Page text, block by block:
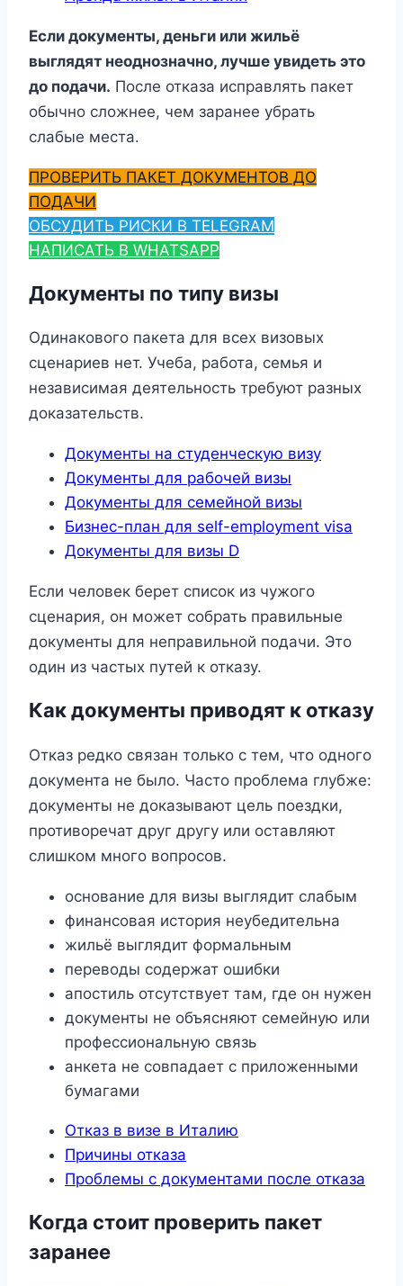
Если документы, деньги или жильё
выглядят неоднозначно, лучше увидеть это
до подачи. После отказа исправлять пакет
обычно сложнее, чем заранее убрать
слабые места.
ПРОВЕРИТЬ ПАКЕТ ДОКУМЕНТОВ ДО
ПОДАЧИ
ОБСУДИТЬ РИСКИ В TELEGRAM
НАПИСАТЬ В WHATSAPP
Документы по типу визы
Одинакового пакета для всех визовых
сценариев нет. Учеба, работа, семья и
независимая деятельность требуют разных
доказательств.
Документы на студенческую визу
Документы для рабочей визы
Документы для семейной визы
Бизнес-план для self-employment visa
Документы для визы D
Если человек берет список из чужого
сценария, он может собрать правильные
документы для неправильной подачи. Это
один из частых путей к отказу.
Как документы приводят к отказу
Отказ редко связан только с тем, что одного
документа не было. Часто проблема глубже:
документы не доказывают цель поездки,
противоречат друг другу или оставляют
слишком много вопросов.
основание для визы выглядит слабым
финансовая история неубедительна
жильё выглядит формальным
переводы содержат ошибки
апостиль отсутствует там, где он нужен
документы не объясняют семейную или
профессиональную связь
анкета не совпадает с приложенными
бумагами
Отказ в визе в Италию
Причины отказа
Проблемы с документами после отказа
Когда стоит проверить пакет
заранее